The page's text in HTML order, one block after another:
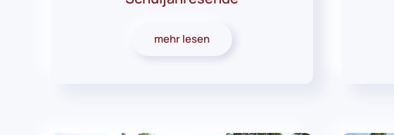
mehr lesen